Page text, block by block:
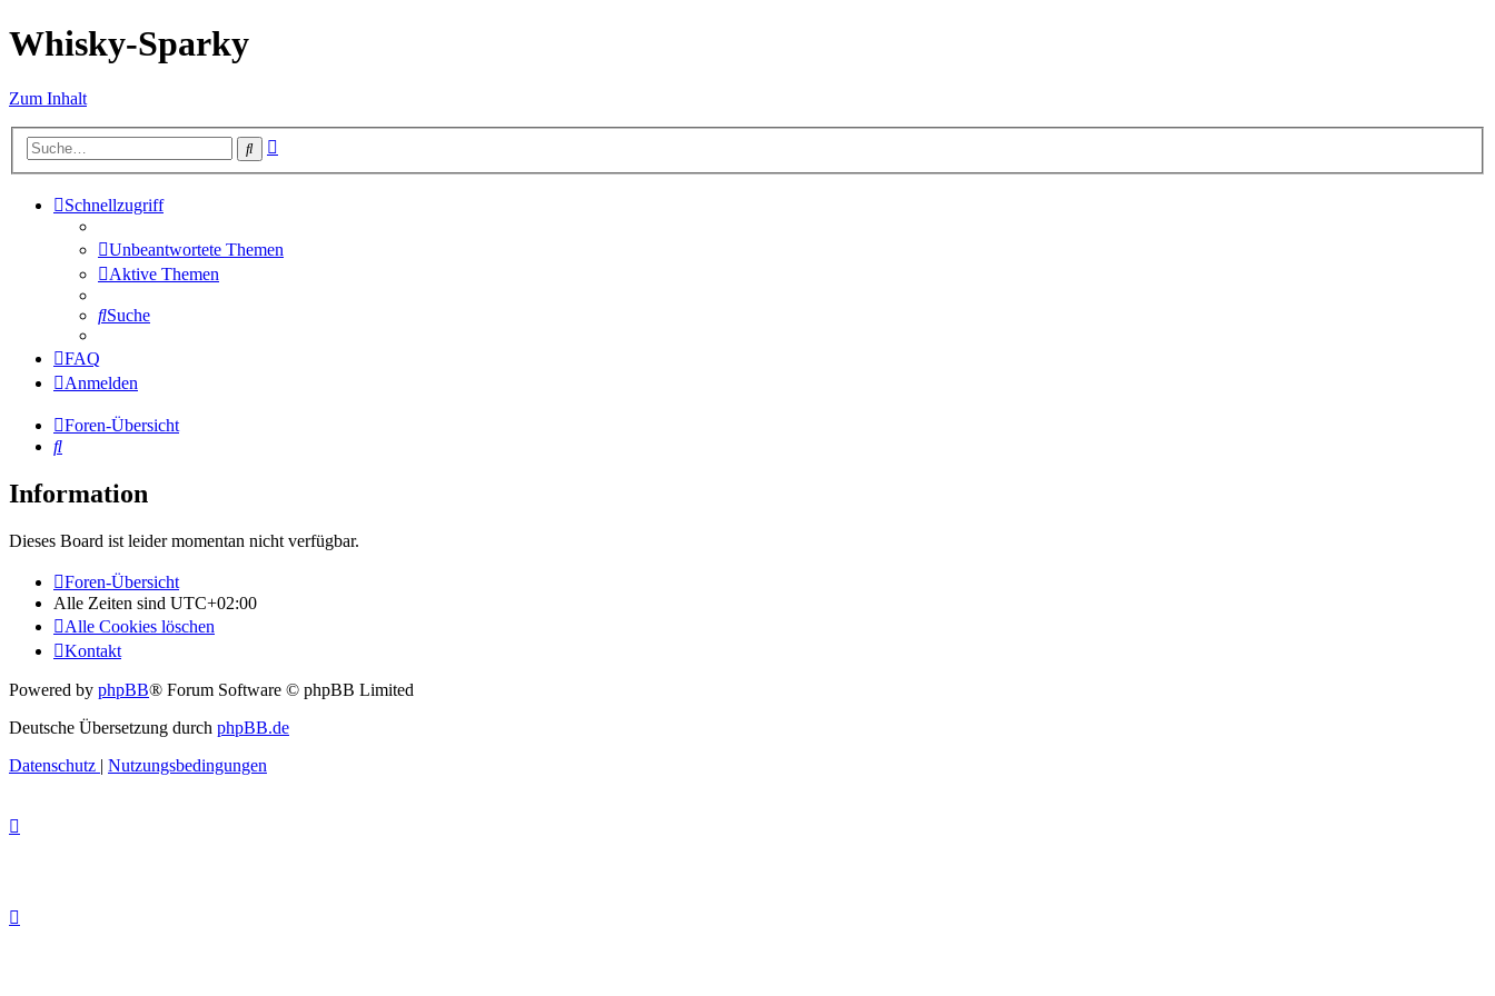
Whisky-Sparky
Zum Inhalt
Suche
Schnellzugriff
Unbeantwortete Themen
Aktive Themen
Suche
FAQ
Anmelden
Foren-Übersicht
Suche
Information
Dieses Board ist leider momentan nicht verfügbar.
Foren-Übersicht
Alle Zeiten sind UTC+02:00
Alle Cookies löschen
Kontakt
Powered by phpBB® Forum Software © phpBB Limited
Deutsche Übersetzung durch phpBB.de
Datenschutz | Nutzungsbedingungen